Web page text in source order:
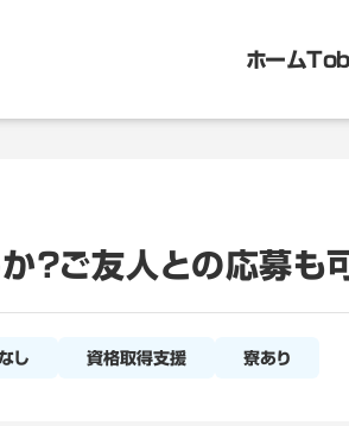
ホーム
？ご友人との応募も
し 資格取得支援 寮あり